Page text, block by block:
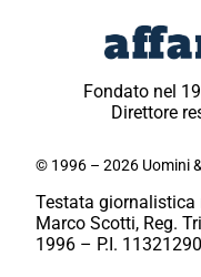
Fondato nel
Direttore
© 1996 – 2026 Uomini
Testata giornalistica
Marco Scotti, Reg.
1996 – P.I.